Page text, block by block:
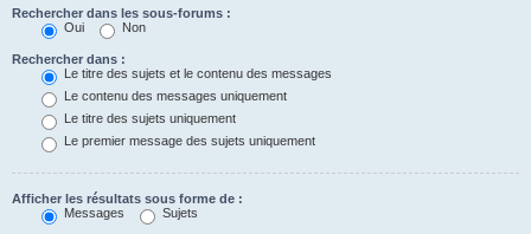
Rechercher dans les sous-forums :
Oui
Non
Rechercher dans :
Le titre des sujets et le contenu des messages
Le contenu des messages uniquement
Le titre des sujets uniquement
Le premier message des sujets uniquement
Afficher les résultats sous forme de :
Messages
Sujets